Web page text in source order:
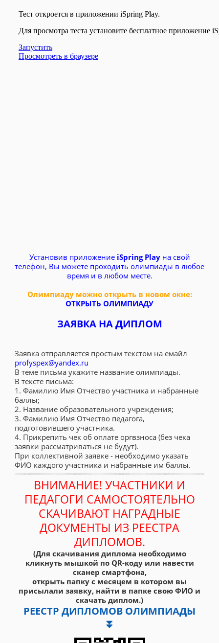
Установив приложение iSpring Playна свой
телефон, Вы можете проходить олимпиады в любое
время и в любом месте.
Олимпиаду можно открыть в новом окне:
ОТКРЫТЬ ОЛИМПИАДУ
ЗАЯВКА НА ДИПЛОМ
Заявка отправляется простым текстом на емайл
profyspex@yandex.ru
В теме письма укажите название олимпиады.
В тексте письма:
1. Фамилию Имя Отчество участника и набранные
баллы;
2. Название образовательного учреждения;
3. Фамилию Имя Отчество педагога,
подготовившего участника.
4. Прикрепить чек об оплате оргвзноса (без чека
заявки рассматриваться не будут).
При коллективной заявке - необходимо указать
ФИО каждого участника и набранные им баллы.
ВНИМАНИЕ! УЧАСТНИКИ И
ПЕДАГОГИ САМОСТОЯТЕЛЬНО
СКАЧИВАЮТ НАГРАДНЫЕ
ДОКУМЕНТЫ ИЗ РЕЕСТРА
ДИПЛОМОВ.
(Для скачивания диплома необходимо
кликнуть мышкой по QR-коду или навести
сканер смартфона,
открыть папку с месяцем в котором вы
присылали заявку, найти в папке свою ФИО и
скачать диплом.)
РЕЕСТР ДИПЛОМОВ ОЛИМПИАДЫ
⏬